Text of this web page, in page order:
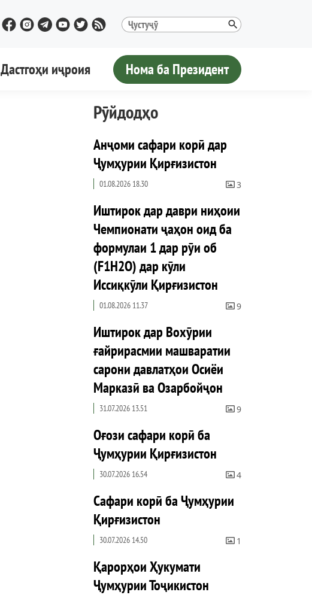
Дастгоҳи иҷроия Нома ба Президент
Рӯйдодҳо
Анҷоми сафари корӣ дар
Ҷумҳурии Қирғизистон
01.08.2026 18.30 3
Иштирок дар даври ниҳоии
Чемпионати ҷаҳон оид ба
формулаи 1 дар рӯи об
(F1H2O) дар кӯли
Иссиқкӯли Қирғизистон
01.08.2026 11.37 9
Иштирок дар Вохӯрии
ғайрирасмии машваратии
сарони давлатҳои Осиёи
Марказӣ ва Озарбойҷон
31.07.2026 13.51 9
Оғози сафари корӣ ба
Ҷумҳурии Қирғизистон
30.07.2026 16.54 4
Сафари корӣ ба Ҷумҳурии
Қирғизистон
30.07.2026 14.50 1
Қарорҳои Ҳукумати
Ҷумҳурии Тоҷикистон